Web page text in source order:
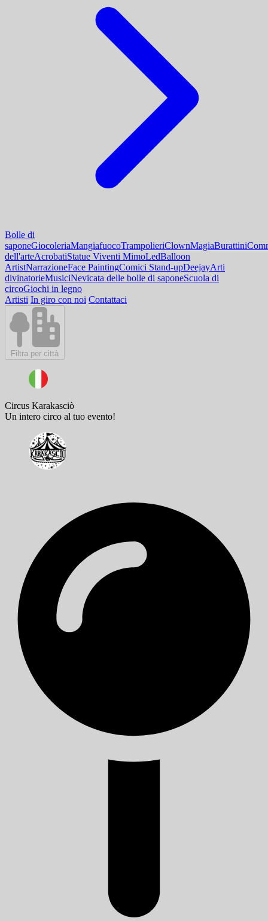
Bolle di
saponeGiocoleriaMangiafuocoTrampolieriClownMagiaBurattini
dell'arteAcrobatiStatue Viventi MimoLedBalloon
ArtistNarrazioneFace PaintingComici Stand-upDeejayArti
divinatorieMusiciNevicata delle bolle di saponeScuola di
circoGiochi in legno
Artisti In giro con noi Contattaci
Filtra per città
Circus Karakasciò
Un intero circo al tuo evento!